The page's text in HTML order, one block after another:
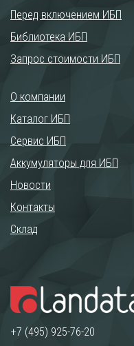
Перед включением ИБП
Библиотека ИБП
Запрос стоимости ИБП
О компании
Каталог ИБП
Сервис ИБП
Аккумуляторы для ИБП
Новости
Контакты
Склад
+7 (495) 925-76-20